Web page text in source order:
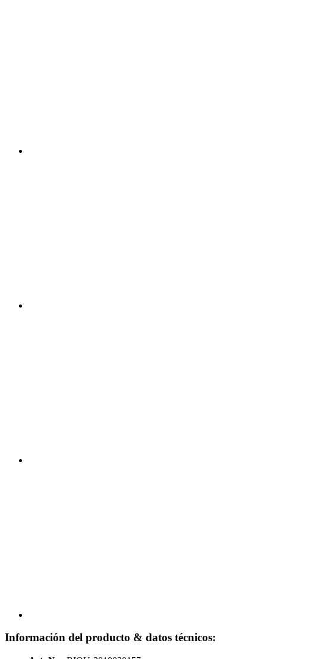
Información del producto & datos técnicos: